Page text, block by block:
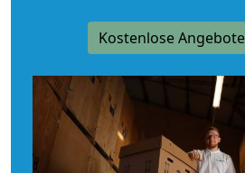
Kostenlose